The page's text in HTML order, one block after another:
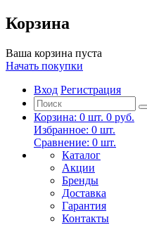
Корзина
Ваша корзина пуста
Начать покупки
Вход Регистрация
Корзина: 0 шт. 0 руб.
Избранное: 0 шт.
Сравнение: 0 шт.
Каталог
Акции
Бренды
Доставка
Гарантия
Контакты